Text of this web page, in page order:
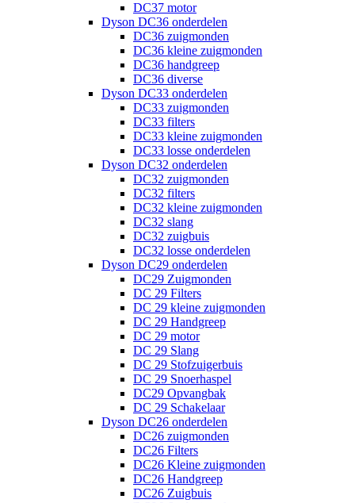
DC37 motor
Dyson DC36 onderdelen
DC36 zuigmonden
DC36 kleine zuigmonden
DC36 handgreep
DC36 diverse
Dyson DC33 onderdelen
DC33 zuigmonden
DC33 filters
DC33 kleine zuigmonden
DC33 losse onderdelen
Dyson DC32 onderdelen
DC32 zuigmonden
DC32 filters
DC32 kleine zuigmonden
DC32 slang
DC32 zuigbuis
DC32 losse onderdelen
Dyson DC29 onderdelen
DC29 Zuigmonden
DC 29 Filters
DC 29 kleine zuigmonden
DC 29 Handgreep
DC 29 motor
DC 29 Slang
DC 29 Stofzuigerbuis
DC 29 Snoerhaspel
DC29 Opvangbak
DC 29 Schakelaar
Dyson DC26 onderdelen
DC26 zuigmonden
DC26 Filters
DC26 Kleine zuigmonden
DC26 Handgreep
DC26 Zuigbuis